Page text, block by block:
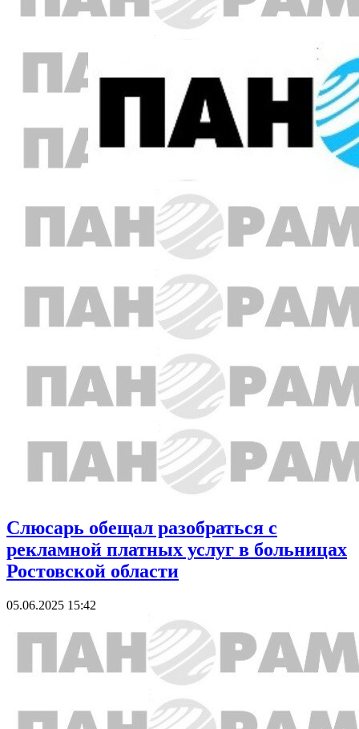
Слюсарь обещал разобраться с
рекламной платных услуг в больницах
Ростовской области
05.06.2025 15:42